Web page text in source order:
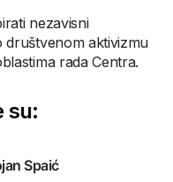
nezavisni
aktivizmu
rada Centra.
su:
Spaić